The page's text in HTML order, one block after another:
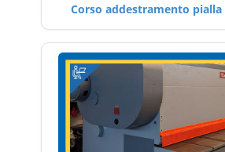
Corso addestramento pialla